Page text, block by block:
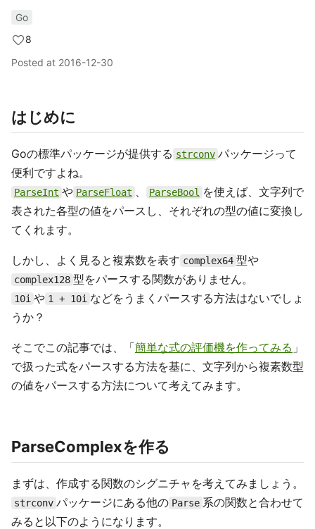
Go
8
Posted at 2016-12-30
はじめに
Goの標準パッケージが提供する strconv パッケージって
便利ですよね。
ParseInt や ParseFloat 、 ParseBool を使えば、文字列で
表された各型の値をパースし、それぞれの型の値に変換し
てくれます。
しかし、よく見ると複素数を表す complex64 型や
complex128 型をパースする関数がありません。
10i や 1 + 10i などをうまくパースする方法はないでしょ
うか？
そこでこの記事では、「簡単な式の評価機を作ってみる 」
で扱った式をパースする方法を基に、文字列から複素数型
の値をパースする方法について考えてみます。
ParseComplexを作る
まずは、作成する関数のシグニチャを考えてみましょう。
strconv パッケージにある他の Parse 系の関数と合わせて
みると以下のようになります。